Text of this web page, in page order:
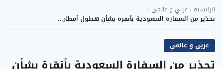
إلى
المحتوى
الرئيسية ›عربي و عالمي ›
تحذير من السفارة السعودية بأنقرة بشأن هطول أمطار…
عربي و عالمي
تحذير من السفارة السعودية بأنقرة بشأن